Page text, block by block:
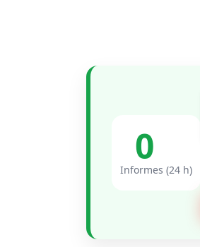
0
Informes (24 h)